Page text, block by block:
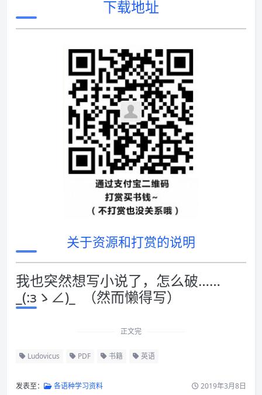
下载地址
关于资源和打赏的说明
我也突然想写小说了，怎么破……
_(:зゝ∠)_ （然而懒得写）
正文完
Ludovicus PDF 书籍 英语
发表至： 各语种学习资料 2019年3月8日